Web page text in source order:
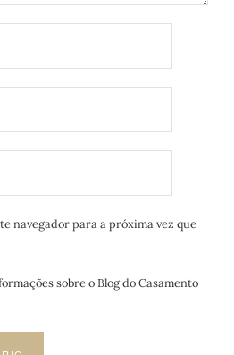
navegador para a próxima vez que
sobre o Blog do Casamento